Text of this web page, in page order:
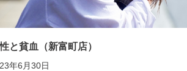
と貧血（新富町店）
年6月30日